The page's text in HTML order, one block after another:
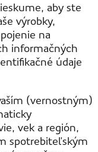
aby ste
výrobky,
na
informačných
údaje
(vernostným)
vek a región,
spotrebiteľským